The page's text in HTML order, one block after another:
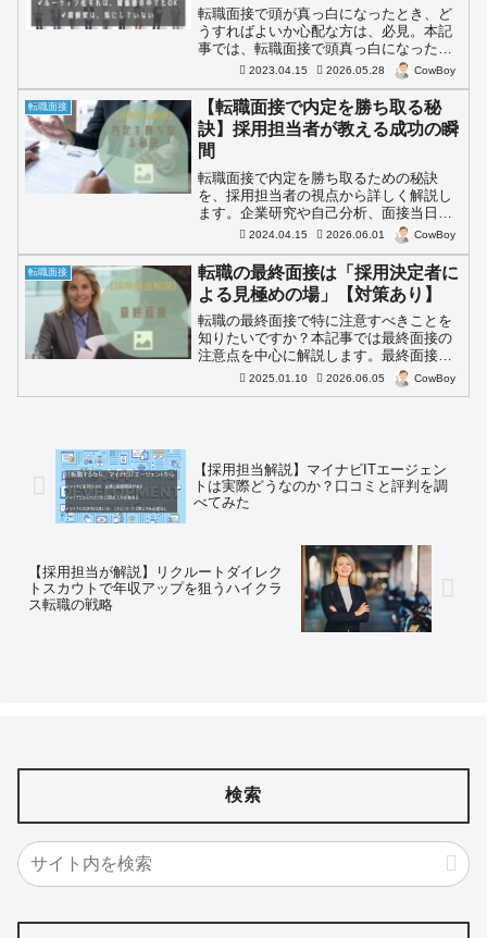
転職面接で頭が真っ白になったとき、ど
うすればよいか心配な方は、必見。本記
事では、転職面接で頭真っ白になったと
きの簡単な対応法を解説します。採用担
当の筆者が「緊張している応募者をどう
見ているか？」徹底解説します。
2023.04.15 2026.05.28 CowBoy
転職面接
【転職面接で内定を勝ち取る秘
訣】採用担当者が教える成功の瞬
間
転職面接で内定を勝ち取るための秘訣
を、採用担当者の視点から詳しく解説し
ます。企業研究や自己分析、面接当日の
ポイント、内定が決まる瞬間など、成功
のための具体的なアドバイスを提供しま
す。
2024.04.15 2026.06.01 CowBoy
転職面接
転職の最終面接は「採用決定者に
よる見極めの場」【対策あり】
転職の最終面接で特に注意すべきことを
知りたいですか？本記事では最終面接の
注意点を中心に解説します。最終面接が
近い方はぜひ参考にしてください。
2025.01.10 2026.06.05 CowBoy
【採用担当解説】マイナビITエージェン
トは実際どうなのか？口コミと評判を調
べてみた
【採用担当が解説】リクルートダイレク
トスカウトで年収アップを狙うハイクラ
ス転職の戦略
検索